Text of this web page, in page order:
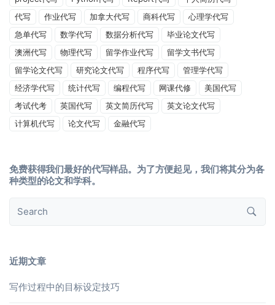
代写
作业代写 加拿大代写 商科代写
心理学代写
急单代写
数学代写 数据分析代写
毕业论文代写
澳洲代写
物理代写 留学作业代写
留学文书代写
留学论文代写
研究论文代写 程序代写
管理学代写
经济学代写
统计代写 编程代写 网课代修
美国代写
考试代考
英国代写 英文简历代写
英文论文代写
计算机代写
论文代写 金融代写
免费获得我们最好的代写样品。为了方便起见，我们将其分为各
种类型的论文和学科。
近期文章
写作过程中的目标设定技巧